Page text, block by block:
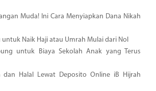
Muda! Ini Cara Menyiapkan Dana Nikah
Naik Haji atau Umrah Mulai dari Nol
untuk Biaya Sekolah Anak yang Terus
dan Halal Lewat Deposito Online iB Hijrah